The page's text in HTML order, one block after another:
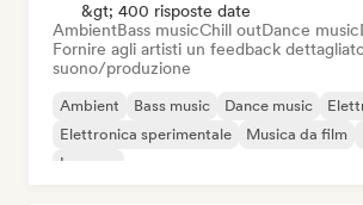
&gt; 400 risposte date
AmbientBass musicChill outDance music
Fornire agli artisti un feedback
suono/produzione
Ambient Bass music Dance music
Elettronica sperimentale
Musica da film
Iperpop